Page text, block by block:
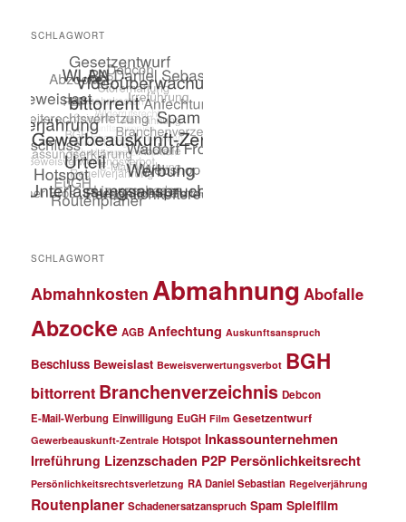
SCHLAGWORT
SCHLAGWORT
Abmahnkosten Abmahnung Abofalle
Abzocke AGB Anfechtung Auskunftsanspruch
Beschluss Beweislast Beweisverwertungsverbot BGH
bittorrent Branchenverzeichnis Debcon
E-Mail-Werbung Einwilligung EuGH Film Gesetzentwurf
Gewerbeauskunft-Zentrale Hotspot Inkassounternehmen
Irreführung Lizenzschaden P2P Persönlichkeitsrecht
Persönlichkeitsrechtsverletzung RA Daniel Sebastian Regelverjährung
Routenplaner Schadenersatzanspruch Spam Spielfilm